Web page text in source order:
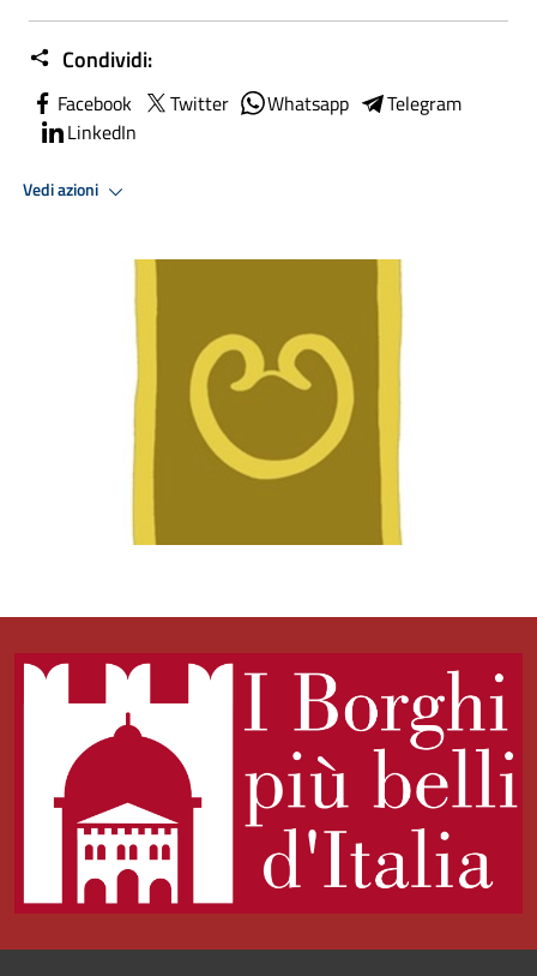
Condividi:
Facebook Twitter Whatsapp
Telegram
LinkedIn
Vedi azioni